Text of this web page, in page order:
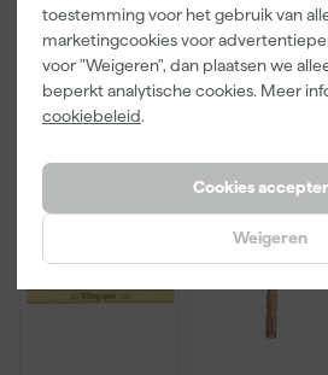
toestemming voor het gebruik van
marketingcookies voor
voor "Weigeren", dan plaatsen we
beperkt analytische cookies. Meer
cookiebeleid.
Cookies
Weigeren
Adviesprijs 6,00
3,99
incl. BTW
22,00
incl. BTW